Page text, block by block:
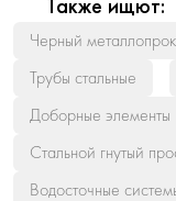
Черный
Трубы стальные
Доборные элементы
Стальной гнутый
Водосточные